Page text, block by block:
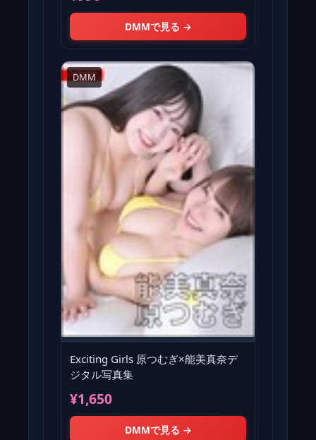
DMMで見る →
DMM
Exciting Girls 原つむぎ×能美真奈デ
ジタル写真集
¥1,650
DMMで見る →